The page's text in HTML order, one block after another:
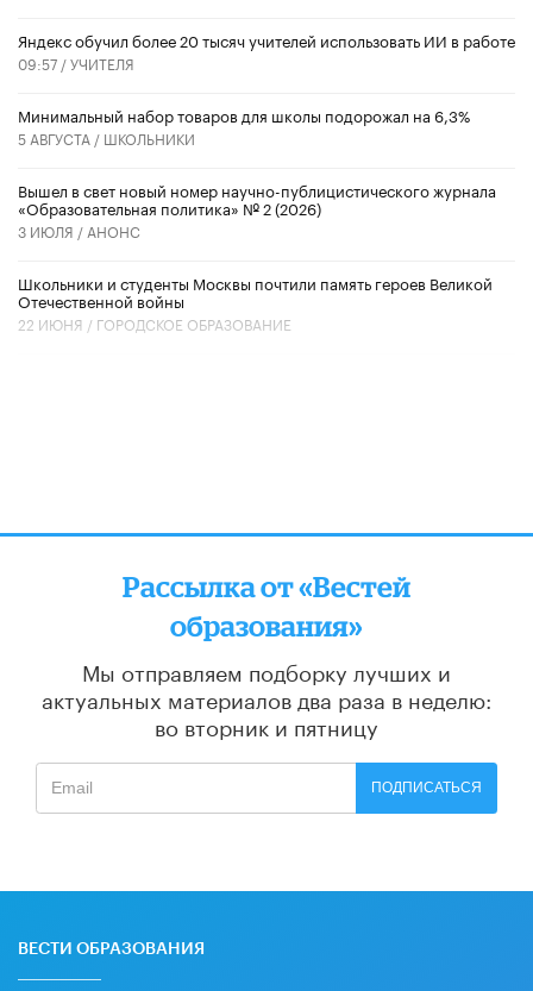
​Яндекс обучил более 20 тысяч учителей использовать ИИ в работе
09:57 /УЧИТЕЛЯ
Минимальный набор товаров для школы подорожал на 6,3%
5 АВГУСТА / ШКОЛЬНИКИ
Вышел в свет новый номер научно-публицистического журнала
«Образовательная политика» № 2 (2026)
3 ИЮЛЯ / АНОНС
Школьники и студенты Москвы почтили память героев Великой
Отечественной войны
22 ИЮНЯ / ГОРОДСКОЕ ОБРАЗОВАНИЕ
Рассылка от «Вестей
образования»
Мы отправляем подборку лучших и
актуальных материалов два раза в неделю:
во вторник и пятницу
ПОДПИСАТЬСЯ
ВЕСТИ ОБРАЗОВАНИЯ